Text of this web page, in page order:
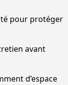
pour protéger
avant
d’espace